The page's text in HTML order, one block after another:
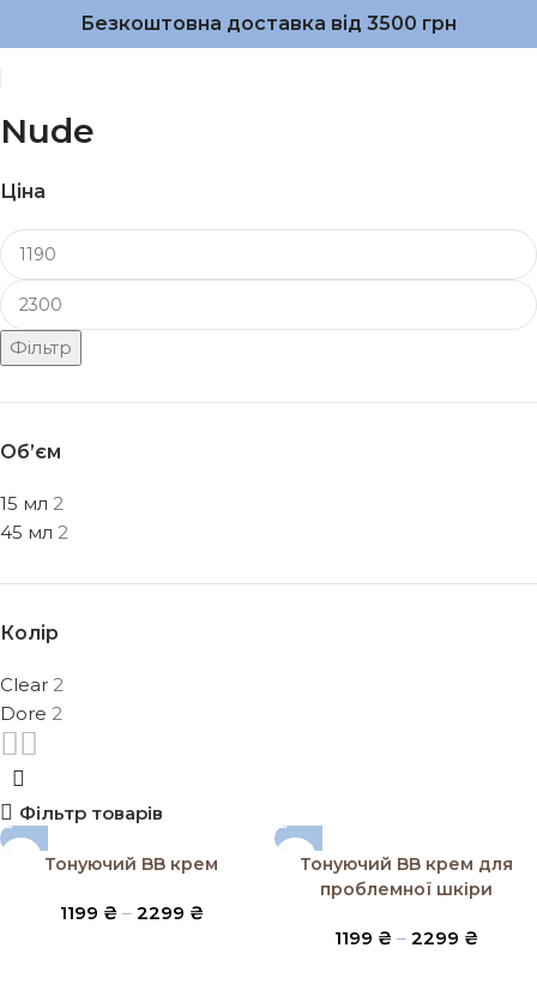
Безкоштовна доставка від 3500 грн
Nude
Ціна
Фільтр
Об’єм
15 мл 2
45 мл 2
Колір
Clear 2
Dore 2
Фільтр товарів
Тонуючий BB крем
1199 ₴ – 2299 ₴
Тонуючий BB крем для
проблемної шкіри
1199 ₴ – 2299 ₴